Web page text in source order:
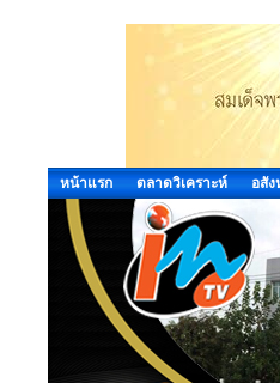
หน้าแรก ตลาดวิเคราะห์ อสัง